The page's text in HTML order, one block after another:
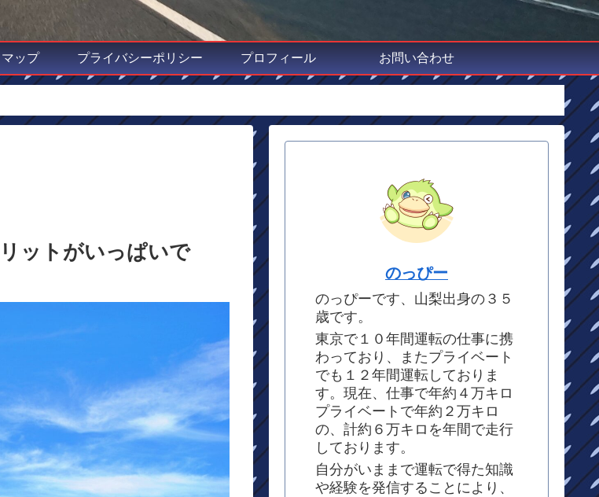
ップ プライバシーポリシー プロフィール お問い合わせ
ットがいっぱいで
のっぴー
のっぴーです、山梨出身の３５
歳です。
東京で１０年間運転の仕事に携
わっており、またプライベート
でも１２年間運転しておりま
す。現在、仕事で年約４万キロ
プライベートで年約２万キロ
の、計約６万キロを年間で走行
しております。
自分がいままで運転で得た知識
や経験を発信することにより、